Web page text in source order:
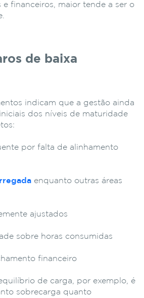
e financeiros, maior tende a ser o
de baixa
indicam que a gestão ainda
dos níveis de maturidade
por falta de alinhamento
enquanto outras áreas
ajustados
sobre horas consumidas
financeiro
de carga, por exemplo, é
sobrecarga quanto